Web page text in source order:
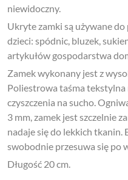
niewidoczny.
Ukryte zamki są używane
dzieci: spódnic, bluzek,
artykułów gospodarstwa
Zamek wykonany jest z
Poliestrowa taśma tekstylna
czyszczenia na sucho.
3 mm, zamek jest szczelnie
nadaje się do lekkich tkanin.
swobodnie przesuwa się po
Długość 20 cm.